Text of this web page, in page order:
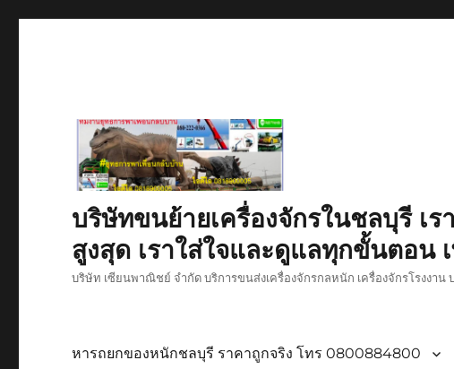
บริษัทขนย้ายเครื่องจักรในชลบุรี เ
สูงสุด เราใส่ใจและดูแลทุกขั้นตอน
บริษัท เซียนพาณิชย์ จำกัด บริการขนส่งเครื่องจักรกลหนัก เครื่องจักรโรงงา
หารถยกของหนักชลบุรี ราคาถูกจริง โทร 0800884800